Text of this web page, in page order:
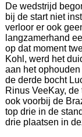
De wedstrijd
bij de start niet
verloor er ook
langzamerhand
op dat moment
Kohl, werd het
aan het
de derde bocht
Rinus VeeKay,
ook voorbij de
top drie in de
drie plaatsen in